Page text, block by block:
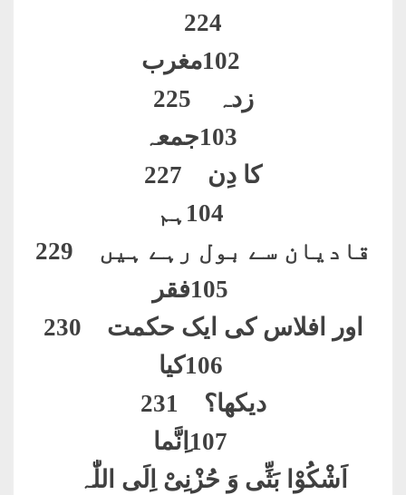
224
102مغرب
زدہ 225
103جمعہ
کا دِن 227
104 ہم
قادیان سے بول رہے ہیں 229
105فقر
اور افلاس کی ایک حکمت 230
106کیا
دیکھا؟ 231
107 اِنَّما
اَشْکُوْا بَثِّی وَ حُزْنِیْ اِلَی اللّٰہ